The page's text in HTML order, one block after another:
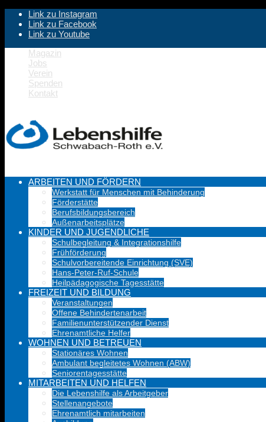
Link zu Instagram
Link zu Facebook
Link zu Youtube
Magazin
Jobs
Verein
Spenden
Kontakt
ARBEITEN UND FÖRDERN
Werkstatt für Menschen mit Behinderung
Förderstätte
Berufsbildungsbereich
Außenarbeitsplätze
KINDER UND JUGENDLICHE
Schulbegleitung & Integrationshilfe
Frühförderung
Schulvorbereitende Einrichtung (SVE)
Hans-Peter-Ruf-Schule
Heilpädagogische Tagesstätte
FREIZEIT UND BILDUNG
Veranstaltungen
Offene Behindertenarbeit
Familienunterstützender Dienst
Ehrenamtliche Helfer
WOHNEN UND BETREUEN
Stationäres Wohnen
Ambulant begleitetes Wohnen (ABW)
Seniorentagesstätte
MITARBEITEN UND HELFEN
Die Lebenshilfe als Arbeitgeber
Stellenangebote
Ehrenamtlich mitarbeiten